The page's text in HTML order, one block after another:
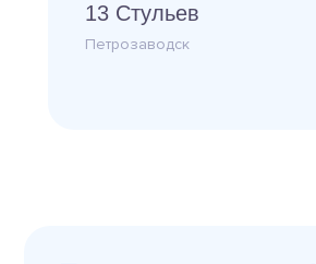
13 Стульев
Петрозаводск